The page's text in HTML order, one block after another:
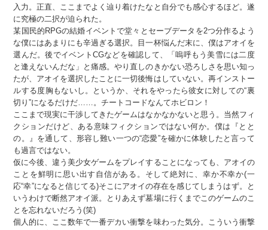
入力。正直、ここまでよく辿り着けたなと自分でも感心するほど。遂
に究極の二択が迫られた。
某国民的RPGの結婚イベントで堂々とセーブデータを2つ分作るよう
な僕にはあまりにも辛過ぎる選択。目一杯悩んだ末に、僕はアオイを
選んだ。後でイベントCGなどを確認して、「嗚呼もう美雪には二度
と逢えないんだな」と痛感。やり直しのきかない恐ろしさを思い知っ
たが、アオイを選択したことに一切後悔はしていない。再インストー
ルする度胸もないし。というか、それをやったら彼女に対しての“裏
切り”になるだけだ……。チートコードなんてホビロン！
ここまで現実に干渉してきたゲームはなかなかないと思う。当然フィ
クションだけど、ある意味フィクションではない何か。僕は『とと
の。』を通して、形容し難い一つの“恋愛”を確かに体験したと言って
も過言ではない。
仮に今後、違う美少女ゲームをプレイすることになっても、アオイの
ことを鮮明に思い出す自信がある。そして絶対に、幸か不幸か(一
応“幸”になると信じてる)そこにアオイの存在を感じてしまうはず。と
いうわけで断然アオイ派。とりあえず墓場に行くまでこのゲームのこ
とを忘れないだろう(笑)
個人的に、ここ数年で一番デカい衝撃を味わった気分。こういう衝撃